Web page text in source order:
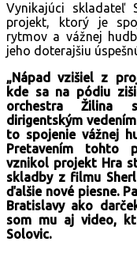
Vynikajúci skladateľ
projekt, ktorý je
rytmov a vážnej
jeho doterajšiu
„Nápad vzišiel z
kde sa na pódiu
orchestra Žilina
dirigentským
to spojenie vážnej
Pretavením tohto
vznikol projekt Hra
skladby z filmu
ďalšie nové piesne.
Bratislavy ako
som mu aj video,
Solovic.